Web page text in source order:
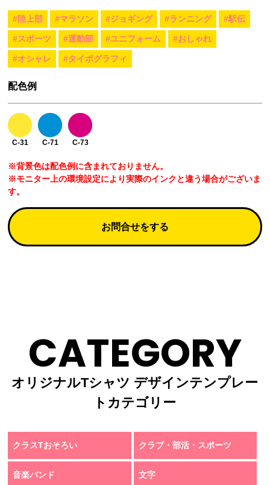
#陸上部 #マラソン #ジョギング #ランニング #駅伝
#スポーツ #運動部 #ユニフォーム #おしゃれ
#オシャレ #タイポグラフィ
配色例
C-31 C-71 C-73
※背景色は配色例に含まれておりません。
※モニター上の環境設定により実際のインクと違う場合がございま
す。
お問合せをする
CATEGORY
オリジナルTシャツ デザインテンプレー
トカテゴリー
クラスTおそろい クラブ・部活・スポーツ
音楽バンド 文字